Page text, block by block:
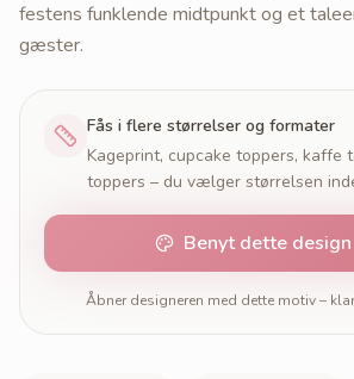
festens funklende midtpunkt og et
gæster.
Fås i flere størrelser og formater
Kageprint, cupcake toppers, kaffe
toppers – du vælger størrelsen
Benyt dette design
Åbner designeren med dette motiv –